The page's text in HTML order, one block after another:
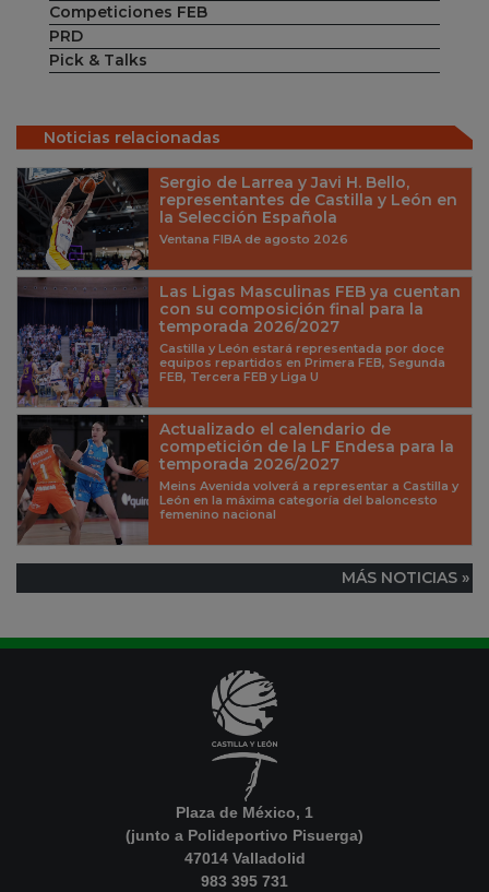
Competiciones FEB
PRD
Pick & Talks
Noticias relacionadas
Sergio de Larrea y Javi H. Bello,
representantes de Castilla y León en
la Selección Española
Ventana FIBA de agosto 2026
Las Ligas Masculinas FEB ya cuentan
con su composición final para la
temporada 2026/2027
Castilla y León estará representada por doce
equipos repartidos en Primera FEB, Segunda
FEB, Tercera FEB y Liga U
Actualizado el calendario de
competición de la LF Endesa para la
temporada 2026/2027
Meins Avenida volverá a representar a Castilla y
León en la máxima categoría del baloncesto
femenino nacional
MÁS NOTICIAS »
Plaza de México, 1
(junto a Polideportivo Pisuerga)
47014 Valladolid
983 395 731